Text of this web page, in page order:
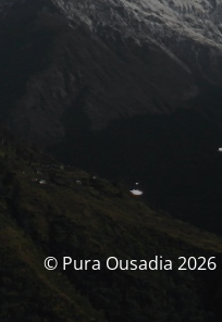
© Pura Ousadia 2026